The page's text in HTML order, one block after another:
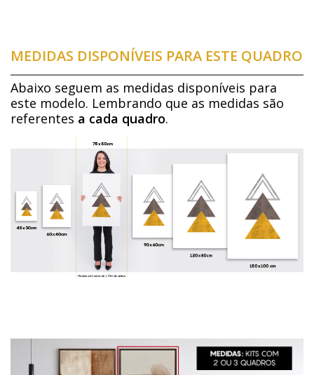
MEDIDAS DISPONÍVEIS PARA ESTE QUADRO
Abaixo seguem as medidas disponíveis para
este modelo. Lembrando que as medidas são
referentes a cada quadro.